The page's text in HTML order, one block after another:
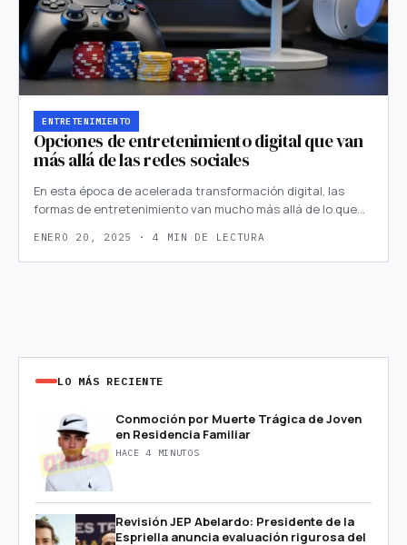
ENTRETENIMIENTO
Opciones de entretenimiento digital que van
más allá de las redes sociales
En esta época de acelerada transformación digital, las
formas de entretenimiento van mucho más allá de lo que…
ENERO 20, 2025 · 4 MIN DE LECTURA
LO MÁS RECIENTE
Conmoción por Muerte Trágica de Joven
en Residencia Familiar
HACE 4 MINUTOS
Revisión JEP Abelardo: Presidente de la
Espriella anuncia evaluación rigurosa del